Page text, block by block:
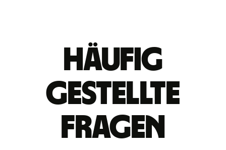
Häufig
gestellte
Fragen